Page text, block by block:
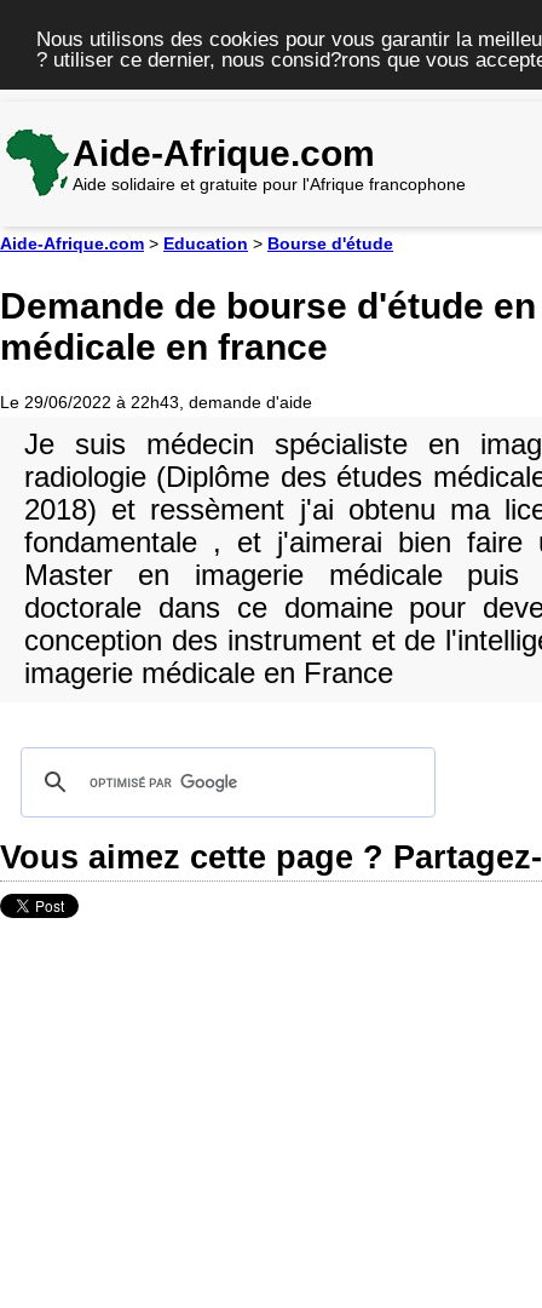
Nous utilisons des cookies pour vous garantir la
? utiliser ce dernier, nous consid?rons que vous
Aide-Afrique.com
Aide solidaire et gratuite pour l'Afrique francophone
Aide-Afrique.com > Education > Bourse d'étude
Demande de bourse d'étude
médicale en france
Le 29/06/2022 à 22h43, demande d'aide
Je suis médecin spécialiste en
radiologie (Diplôme des études
2018) et ressèment j'ai obtenu ma
fondamentale , et j'aimerai bien faire
Master en imagerie médicale
doctorale dans ce domaine pour
conception des instrument et de
imagerie médicale en France
Vous aimez cette page ?